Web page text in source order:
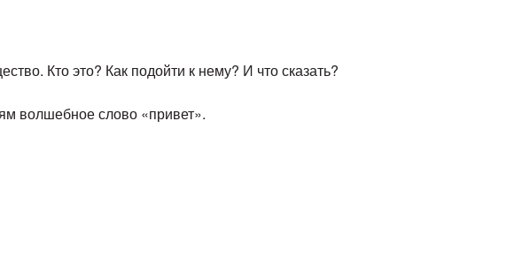
Кто это? Как подойти к нему? И что сказать?
волшебное слово «привет».